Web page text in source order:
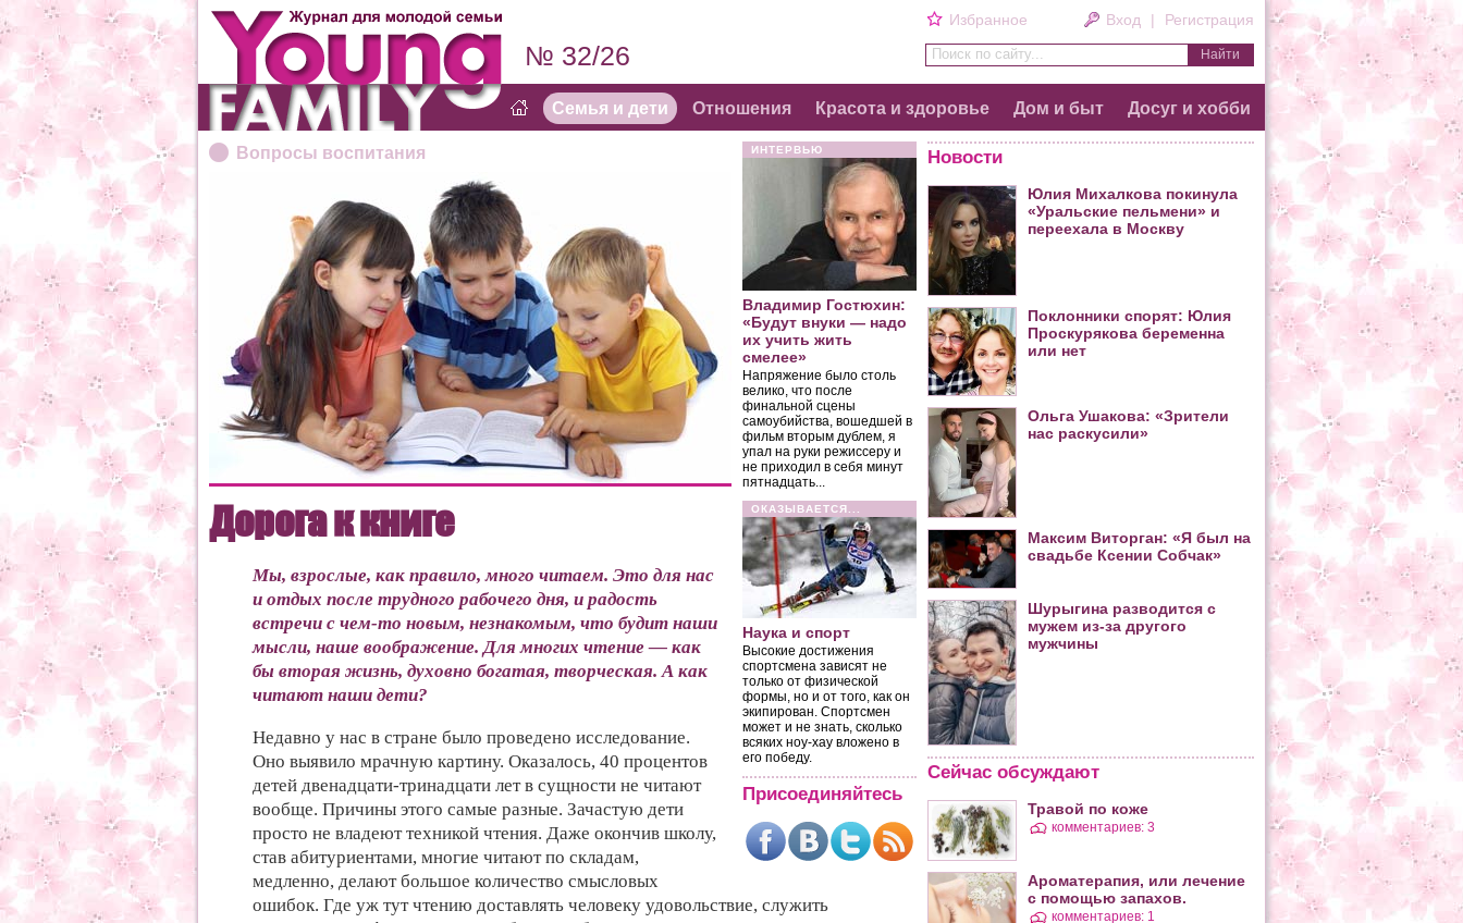
ИНТЕРВЬЮ
Владимир Гостюхин:
«Будут внуки — надо
их учить жить
смелее»
Напряжение было столь
велико, что после
финальной сцены
самоубийства, вошедшей в
фильм вторым дублем, я
упал на руки режиссеру и
не приходил в себя минут
пятнадцать...
ОКАЗЫВАЕТСЯ...
Наука и спорт
Высокие достижения
спортсмена зависят не
только от физической
формы, но и от того, как он
экипирован. Спортсмен
может и не знать, сколько
всяких ноу-хау вложено в
его победу.
Присоединяйтесь
Вопросы воспитания
Дорога к книге
Мы, взрослые, как правило, много читаем. Это для нас
и отдых после трудного рабочего дня, и радость
встречи с чем-то новым, незнакомым, что будит наши
мысли, наше воображение. Для многих чтение — как
бы вторая жизнь, духовно богатая, творческая. А как
читают наши дети?
Недавно у нас в стране было проведено исследование.
Оно выявило мрачную картину. Оказалось, 40 процентов
детей двенадцати-тринадцати лет в сущности не читают
вообще. Причины этого самые разные. Зачастую дети
просто не владеют техникой чтения. Даже окончив школу,
став абитуриентами, многие читают по складам,
медленно, делают большое количество смысловых
ошибок. Где уж тут чтению доставлять человеку удовольствие, служить
Новости
Юлия Михалкова покинула
«Уральские пельмени» и
переехала в Москву
Поклонники спорят: Юлия
Проскурякова беременна
или нет
Ольга Ушакова: «Зрители
нас раскусили»
Максим Виторган: «Я был на
свадьбе Ксении Собчак»
Шурыгина разводится с
мужем из-за другого
мужчины
Сейчас обсуждают
Травой по коже
комментариев: 3
Ароматерапия, или лечение
с помощью запахов.
комментариев: 1
№ 32/26
Вход | Регистрация
Избранное
Поиск по сайту...
Семья и дети Отношения Красота и здоровье Дом и быт Досуг и хобби